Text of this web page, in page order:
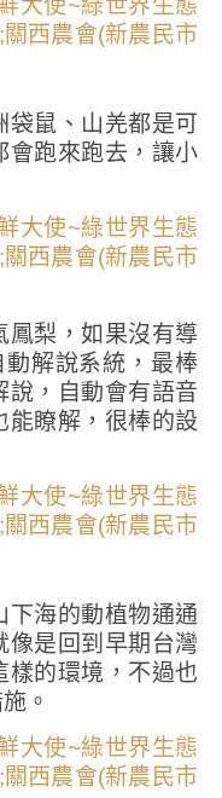
袋鼠、山羌都是可
會跑來跑去，讓小
鳳梨，如果沒有導
解說系統，最棒
說，自動會有語音
瞭解，很棒的設
下海的動植物通通
是回到早期台灣
樣的環境，不過也
。